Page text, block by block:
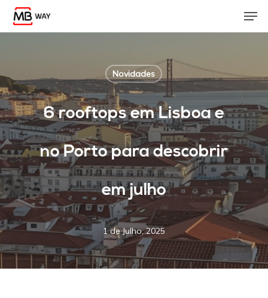
Skip
Novidades
6 rooftops em Lisboa e
no Porto para descobrir
em julho
1 de Julho, 2025